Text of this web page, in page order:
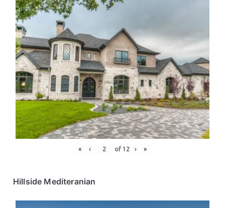
« ‹ of12 › »
Hillside Mediteranian